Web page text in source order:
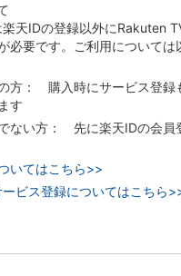
天IDの登録以外にRakuten
必要です。ご利用については
方： 購入時にサービス登録
す
ない方： 先に楽天IDの会員
いてはこちら>>
ビス登録についてはこちら